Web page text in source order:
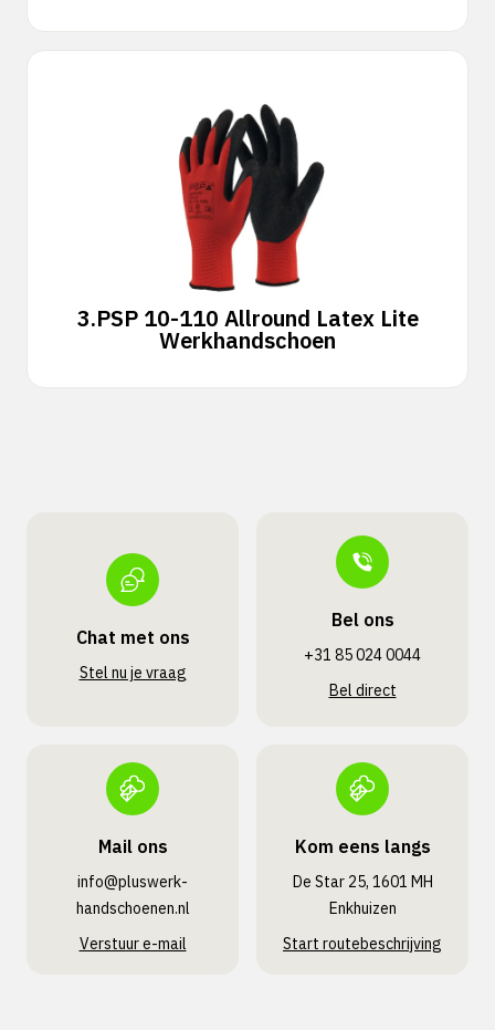
3.PSP 10-110 Allround Latex Lite
Werkhandschoen
Chat met ons
Stel nu je vraag
Bel ons
+31 85 024 0044
Bel direct
Mail ons
info@pluswerk­
handschoenen.nl
Verstuur e-mail
Kom eens langs
De Star 25, 1601 MH
Enkhuizen
Start routebeschrijving